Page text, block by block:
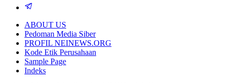
ABOUT US
Pedoman Media Siber
PROFIL NEINEWS.ORG
Kode Etik Perusahaan
Sample Page
Indeks